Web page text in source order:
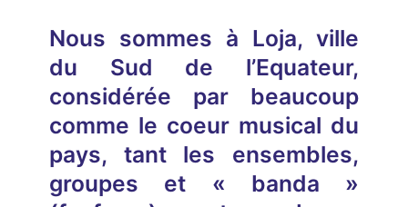
Nous sommes à Loja, ville
du Sud de l’Equateur,
considérée par beaucoup
comme le coeur musical du
pays, tant les ensembles,
groupes et « banda »